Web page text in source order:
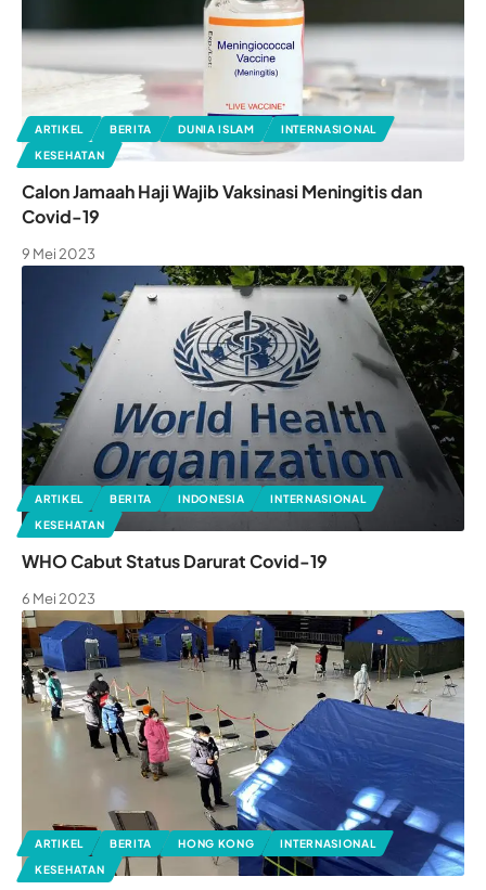
ARTIKEL BERITA DUNIA ISLAM
INTERNASIONAL
KESEHATAN
Calon Jamaah Haji Wajib Vaksinasi Meningitis dan
Covid-19
9 Mei 2023
ARTIKEL BERITA INDONESIA
INTERNASIONAL
KESEHATAN
WHO Cabut Status Darurat Covid-19
6 Mei 2023
ARTIKEL BERITA HONG KONG
INTERNASIONAL
KESEHATAN